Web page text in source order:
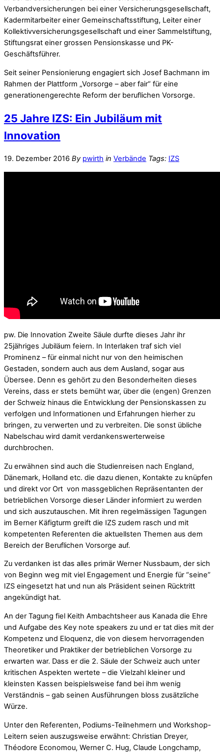
Verbandversicherungen bei einer Versicherungsgesellschaft,
Kadermitarbeiter einer Gemeinschaftsstiftung, Leiter einer
Kollektivversicherungsgesellschaft und einer Sammelstiftung,
Stiftungsrat einer grossen Pensionskasse und PK-
Geschäftsführer.
Seit seiner Pensionierung engagiert sich Josef Bachmann im
Rahmen der Plattform „Vorsorge – aber fair“ für eine
generationengerechte Reform der beruflichen Vorsorge.
25 Jahre IZS: Ein Jubiläum mit
Innovation
19. Dezember 2016 By pwirth in Verbände Tags: IZS
pw. Die Innovation Zweite Säule durfte dieses Jahr ihr
25jähriges Jubiläum feiern. In Interlaken traf sich viel
Prominenz – für einmal nicht nur von den heimischen
Gestaden, sondern auch aus dem Ausland, sogar aus
Übersee. Denn es gehört zu den Besonderheiten dieses
Vereins, dass er stets bemüht war, über die (engen) Grenzen
der Schweiz hinaus die Entwicklung der Pensionskassen zu
verfolgen und Informationen und Erfahrungen hierher zu
bringen, zu verwerten und zu verbreiten. Die sonst übliche
Nabelschau wird damit verdankenswerterweise
durchbrochen.
Zu erwähnen sind auch die Studienreisen nach England,
Dänemark, Holland etc. die dazu dienen, Kontakte zu knüpfen
und direkt vor Ort von massgeblichen Repräsentanten der
betrieblichen Vorsorge dieser Länder informiert zu werden
und sich auszutauschen. Mit ihren regelmässigen Tagungen
im Berner Käfigturm greift die IZS zudem rasch und mit
kompetenten Referenten die aktuellsten Themen aus dem
Bereich der Beruflichen Vorsorge auf.
Zu verdanken ist das alles primär Werner Nussbaum, der sich
von Beginn weg mit viel Engagement und Energie für “seine”
IZS eingesetzt hat und nun als Präsident seinen Rücktritt
angekündigt hat.
An der Tagung fiel Keith Ambachtsheer aus Kanada die Ehre
und Aufgabe des Key note speakers zu und er tat dies mit der
Kompetenz und Eloquenz, die von diesem hervorragenden
Theoretiker und Praktiker der betrieblichen Vorsorge zu
erwarten war. Dass er die 2. Säule der Schweiz auch unter
kritischen Aspekten wertete – die Vielzahl kleiner und
kleinsten Kassen beispielsweise fand bei ihm wenig
Verständnis – gab seinen Ausführungen bloss zusätzliche
Würze.
Unter den Referenten, Podiums-Teilnehmern und Workshop-
Leitern seien auszugsweise erwähnt: Christian Dreyer,
Théodore Economou, Werner C. Hug, Claude Longchamp,